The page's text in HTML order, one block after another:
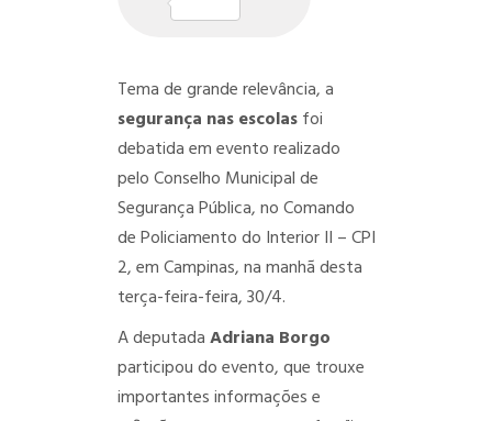
Tema de grande relevância, a
segurança nas escolasfoi
debatida em evento realizado
pelo Conselho Municipal de
Segurança Pública, no Comando
de Policiamento do Interior II – CPI
2, em Campinas, na manhã desta
terça-feira-feira, 30/4.
A deputadaAdriana Borgo
participou do evento, que trouxe
importantes informações e